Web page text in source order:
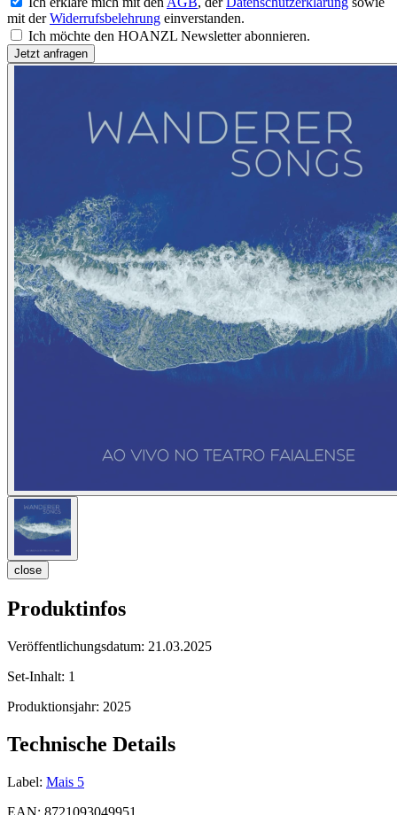
mit derWiderrufsbelehrung einverstanden.
Ich möchte den HOANZL Newsletter abonnieren.
close
Produktinfos
Veröffentlichungsdatum: 21.03.2025
Set-Inhalt: 1
Produktionsjahr: 2025
Technische Details
Label: Mais 5
EAN: 8721093049951